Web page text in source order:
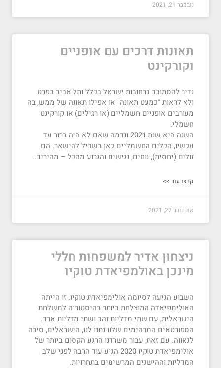
נובמבר 21, 2021
תאונות דרכים עם אופניים
וקורקינט
נדיר להסתובב ברחובות ישראל בכלל ותל-אביב בפרט
ולא לראות "כמעט תאונה" או אפילו תאונה של ממש, בה
מעורבים אופניים חשמליים (או רגילים) או קורקינט
חשמלי.
השנה היא שנת 2021 ונדמה שאם לא היה ברור עד
עכשיו, הכלים החשמליים כאן בשביל להישאר. הם
זולים (יחסית), נוחים, נגישים והגרוע מהכל – מהירים.
קראו עוד >>
אוקטובר 27, 2021
ניצחון אדיר למשפחות חללי
מינכן באולמפיאדת טוקיו
השבוע הגיעה לסיומה אולימפיאדת טוקיו. זו הייתה
האולימפיאדה המוצלחת ביותר בהיסטוריה למשלחת
הישראלית, עם שתי מדליות זהב ושתי מדליות ארד.
הספורטאים המדהימים שלנו נתנו לנו, הישראלים, סיבה
לגאווה. עם זאת, עבור משרדנו הרגע הקסום ביותר של
אולימפיאדת טוקיו 2020 הגיע עוד הרבה לפני שלב
המדליות וההישגים המרשימים בתחרויות.